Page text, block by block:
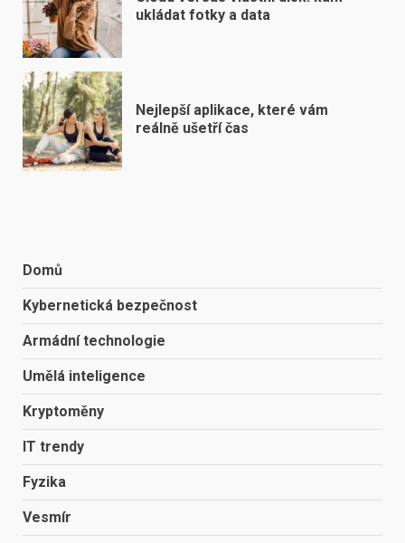
ukládat fotky a data
Nejlepší aplikace, které vám
reálně ušetří čas
Domů
Kybernetická bezpečnost
Armádní technologie
Umělá inteligence
Kryptoměny
IT trendy
Fyzika
Vesmír